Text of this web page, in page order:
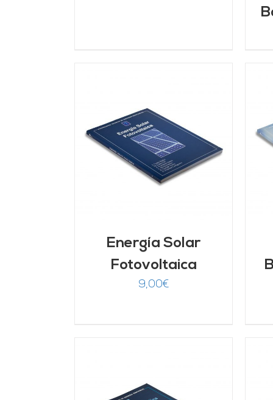
Energía Solar
Fotovoltaica
9,00€
AÑADIR AL CARRITO
DETALLES